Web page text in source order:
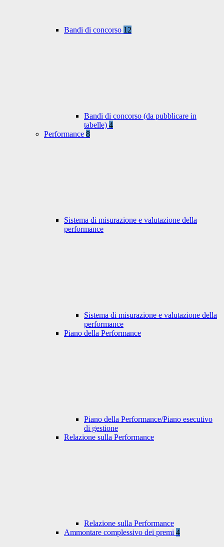
Bandi di concorso 12
Bandi di concorso (da pubblicare in
tabelle) 4
Performance 8
Sistema di misurazione e valutazione della
performance
Sistema di misurazione e valutazione della
performance
Piano della Performance
Piano della Performance/Piano esecutivo
di gestione
Relazione sulla Performance
Relazione sulla Performance
Ammontare complessivo dei premi 4